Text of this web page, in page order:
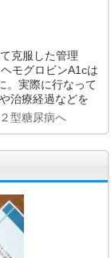
克服した管理
モグロビンA1cは
。実際に行なって
治療経過などを